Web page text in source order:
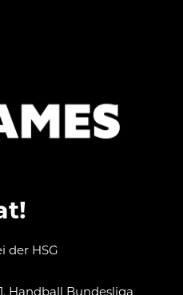
der HSG